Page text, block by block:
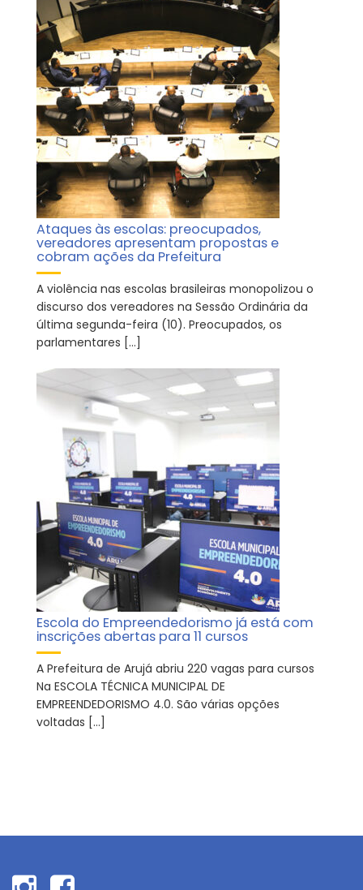
Ataques às escolas: preocupados,
vereadores apresentam propostas e
cobram ações da Prefeitura
A violência nas escolas brasileiras monopolizou o
discurso dos vereadores na Sessão Ordinária da
última segunda-feira (10). Preocupados, os
parlamentares […]
Escola do Empreendedorismo já está com
inscrições abertas para 11 cursos
A Prefeitura de Arujá abriu 220 vagas para cursos
Na ESCOLA TÉCNICA MUNICIPAL DE
EMPREENDEDORISMO 4.0. São várias opções
voltadas […]